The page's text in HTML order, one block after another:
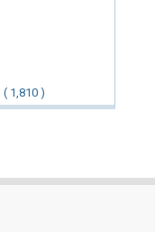
( 1,810 )